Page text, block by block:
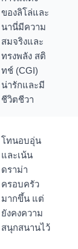
ของลิโล่และ
นานี่มีความ
สมจริงและ
ทรงพลัง สติ
ทช์ (CGI)
น่ารักและมี
ชีวิตชีวา
โทนอบอุ่น
และเน้น
ดราม่า
ครอบครัว
มากขึ้น แต่
ยังคงความ
สนุกสนานไว้